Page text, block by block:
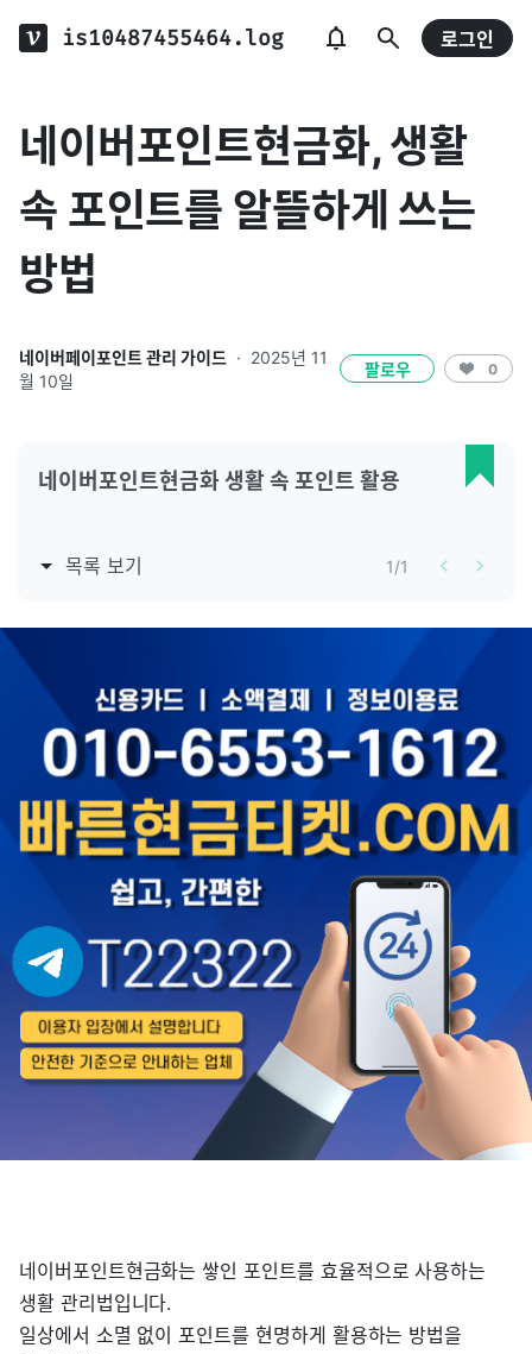
is10487455464.log 로그인
네이버포인트현금화, 생활
속 포인트를 알뜰하게 쓰는
방법
네이버페이포인트 관리 가이드 · 2025년 11
월 10일
팔로우 0
네이버포인트현금화 생활 속 포인트 활용
목록 보기 1/1
네이버포인트현금화는 쌓인 포인트를 효율적으로 사용하는
생활 관리법입니다.
일상에서 소멸 없이 포인트를 현명하게 활용하는 방법을